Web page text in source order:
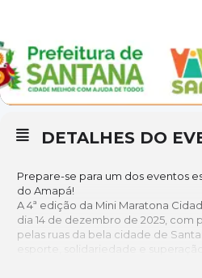
DETALHES DO
Prepare-se para um dos eventos
do Amapá!
A 4ª edição da Mini Maratona
dia 14 de dezembro de 2025, com
pelas ruas da bela cidade de
esporte, solidariedade e